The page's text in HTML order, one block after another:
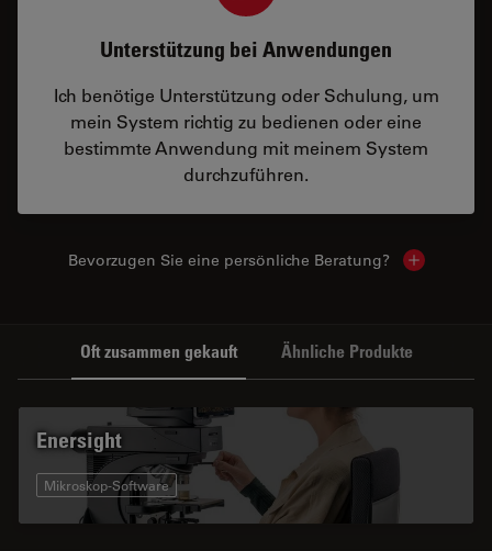
Unterstützung bei Anwendungen
Ich benötige Unterstützung oder Schulung, um
mein System richtig zu bedienen oder eine
bestimmte Anwendung mit meinem System
durchzuführen.
Bevorzugen Sie eine persönliche Beratung? Show
Oft zusammen gekauft Ähnliche Produkte
Enersight
Mikroskop-Software